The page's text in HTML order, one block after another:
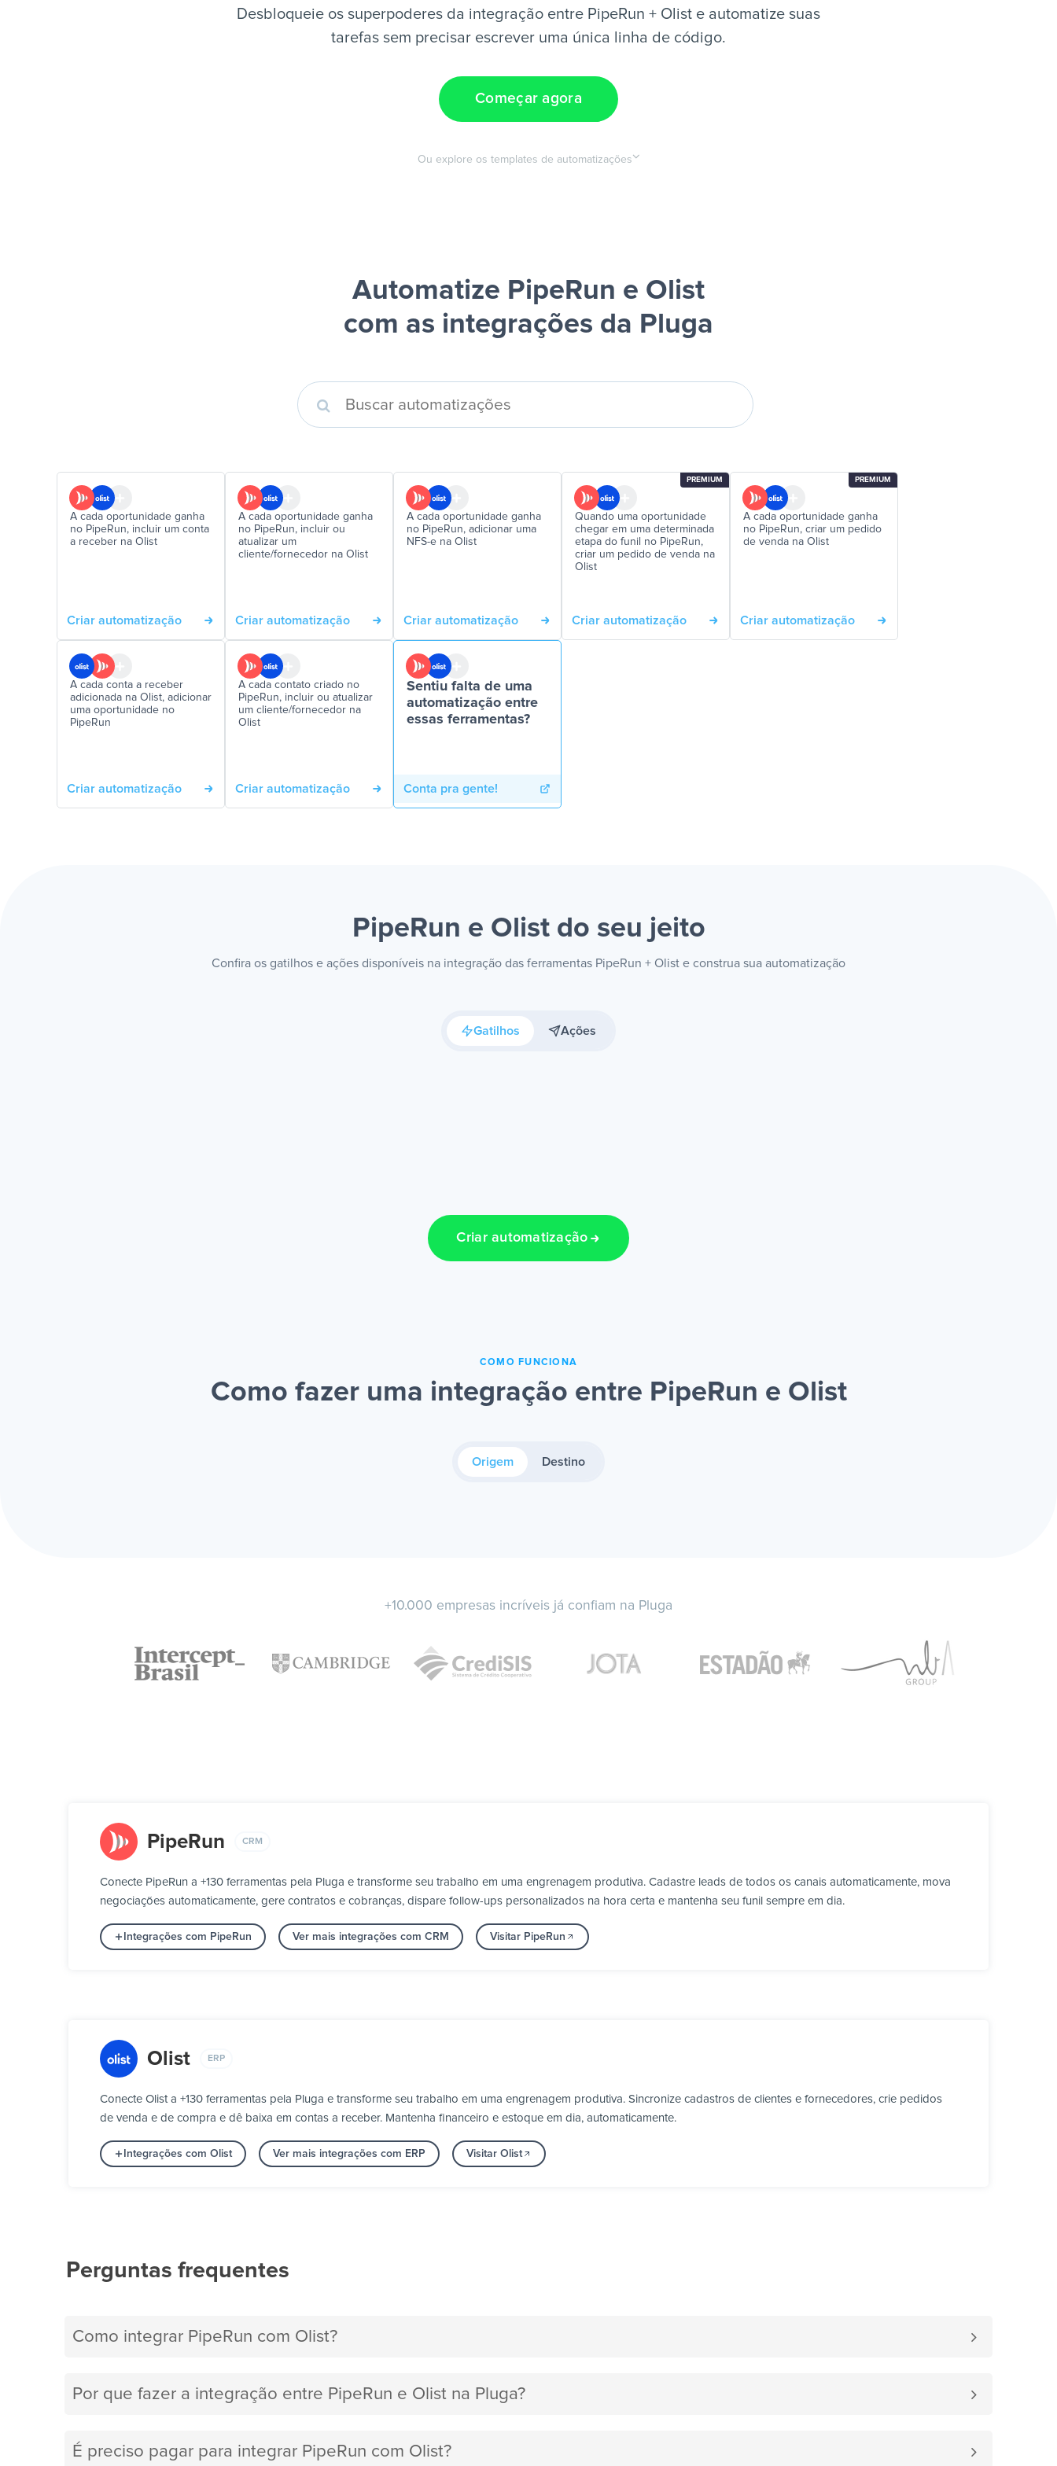
Desbloqueie os superpoderes da integração entre PipeRun + Olist e automatize suas
tarefas sem precisar escrever uma única linha de código.
Começar agora
Ou explore os templates de automatizações
Automatize PipeRun e Olist
com as integrações da Pluga
A cada oportunidade ganha
no PipeRun, incluir um conta
a receber na Olist
Criar automatização
A cada oportunidade ganha
no PipeRun, incluir ou
atualizar um
cliente/fornecedor na Olist
Criar automatização
A cada oportunidade ganha
no PipeRun, adicionar uma
NFS-e na Olist
Criar automatização
PREMIUM
Quando uma oportunidade
chegar em uma determinada
etapa do funil no PipeRun,
criar um pedido de venda na
Olist
Criar automatização
PREMIUM
A cada oportunidade ganha
no PipeRun, criar um pedido
de venda na Olist
Criar automatização
A cada conta a receber
adicionada na Olist, adicionar
uma oportunidade no
PipeRun
Criar automatização
A cada contato criado no
PipeRun, incluir ou atualizar
um cliente/fornecedor na
Olist
Criar automatização
Sentiu falta de uma
automatização entre
essas ferramentas?
Conta pra gente!
PipeRun e Olist do seu jeito
Confira os gatilhos e ações disponíveis na integração das ferramentas PipeRun + Olist e construa sua automatização
Gatilhos Ações
Criar automatização
COMO FUNCIONA
Como fazer uma integração entre PipeRun e Olist
Origem Destino
+10.000 empresas incríveis já confiam na Pluga
PipeRun CRM
Conecte PipeRun a +130 ferramentas pela Pluga e transforme seu trabalho em uma engrenagem produtiva. Cadastre leads de todos os canais automaticamente, mova
negociações automaticamente, gere contratos e cobranças, dispare follow-ups personalizados na hora certa e mantenha seu funil sempre em dia.
Integrações com PipeRun Ver mais integrações com CRM Visitar PipeRun
Olist ERP
Conecte Olist a +130 ferramentas pela Pluga e transforme seu trabalho em uma engrenagem produtiva. Sincronize cadastros de clientes e fornecedores, crie pedidos
de venda e de compra e dê baixa em contas a receber. Mantenha financeiro e estoque em dia, automaticamente.
Integrações com Olist Ver mais integrações com ERP Visitar Olist
Perguntas frequentes
Como integrar PipeRun com Olist?
Por que fazer a integração entre PipeRun e Olist na Pluga?
É preciso pagar para integrar PipeRun com Olist?